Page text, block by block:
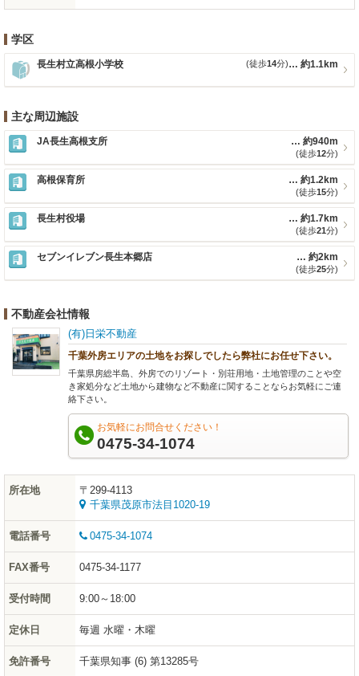
学区
長生村立高根小学校 約1.1km
(徒歩14分)
主な周辺施設
JA長生高根支所 約940m
(徒歩12分)
高根保育所 約1.2km
(徒歩15分)
長生村役場 約1.7km
(徒歩21分)
セブンイレブン長生本郷店 約2km
(徒歩25分)
不動産会社情報
(有)日栄不動産
千葉外房エリアの土地をお探しでしたら弊社にお任せ下さい。
千葉県房総半島、外房でのリゾート・別荘用地・土地管理のことや空
き家処分など土地から建物など不動産に関することならお気軽にご連
絡下さい。
お気軽にお問合せください！
0475-34-1074
所在地
〒299-4113
千葉県茂原市法目1020-19
電話番号 0475-34-1074
FAX番号 0475-34-1177
受付時間 9:00～18:00
定休日 毎週 水曜・木曜
免許番号 千葉県知事 (6) 第13285号